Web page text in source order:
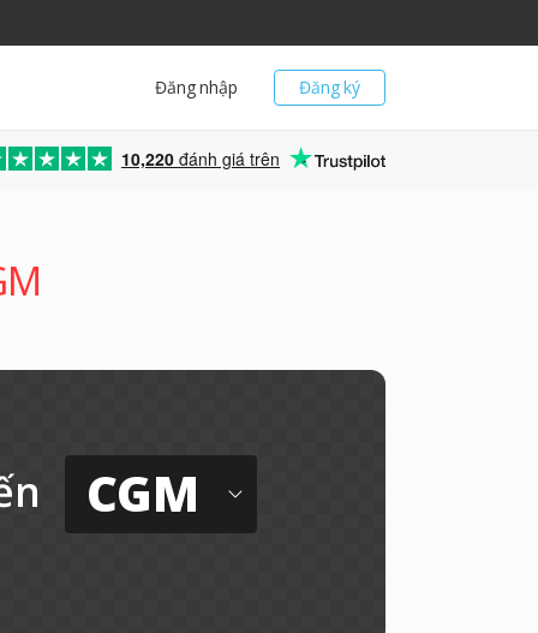
Đăng ký
Đăng nhập
10,220 đánh giá trên
CGM